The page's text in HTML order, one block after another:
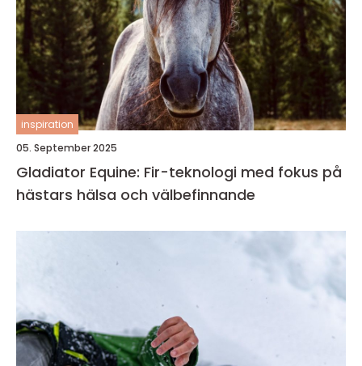
inspiration
05. September 2025
Gladiator Equine: Fir-teknologi med fokus på
hästars hälsa och välbefinnande